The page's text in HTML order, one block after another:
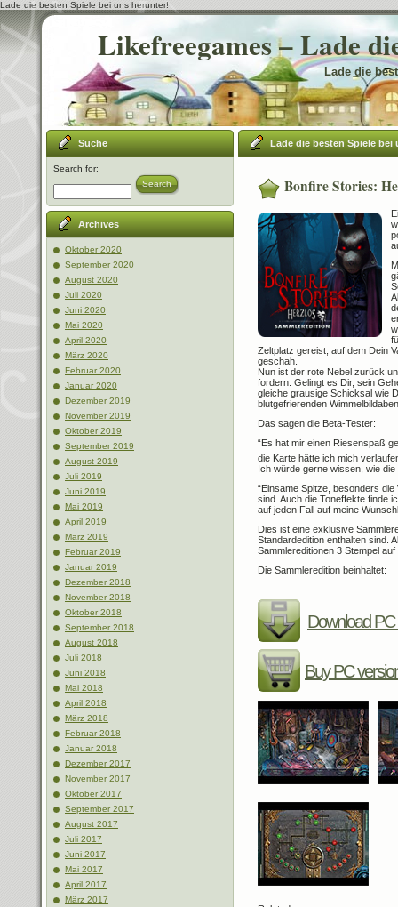
Lade die besten Spiele bei uns herunter!
Likefreegames – Lade
Lade die
Suche
Search for:
Search
Archives
Oktober 2020
September 2020
August 2020
Juli 2020
Juni 2020
Mai 2020
April 2020
März 2020
Februar 2020
Januar 2020
Dezember 2019
November 2019
Oktober 2019
September 2019
August 2019
Juli 2019
Juni 2019
Mai 2019
April 2019
März 2019
Februar 2019
Januar 2019
Dezember 2018
November 2018
Oktober 2018
September 2018
August 2018
Juli 2018
Juni 2018
Mai 2018
April 2018
März 2018
Februar 2018
Januar 2018
Dezember 2017
November 2017
Oktober 2017
September 2017
August 2017
Juli 2017
Juni 2017
Mai 2017
April 2017
März 2017
Lade die besten Spiele bei
Bonfire Stories:
Zeltplatz gereist, auf dem Dein
geschah.
Nun ist der rote Nebel zurück
fordern. Gelingt es Dir, sein
gleiche grausige Schicksal wie
blutgefrierenden
Das sagen die Beta-Tester:
“Es hat mir einen Riesenspaß
die Karte hätte ich mich
Ich würde gerne wissen, wie
“Einsame Spitze, besonders
sind. Auch die Toneffekte finde
auf jeden Fall auf meine
Dies ist eine exklusive
Standardedition enthalten sind.
Sammlereditionen 3 Stempel
Die Sammleredition beinhaltet:
Download PC
Buy PC